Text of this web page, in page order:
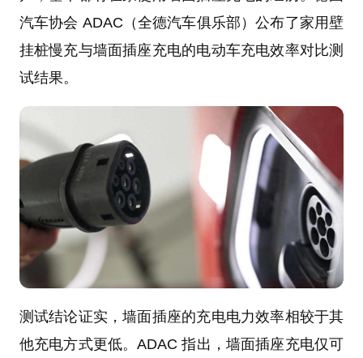
汽车协会 ADAC（全德汽车俱乐部）公布了家用壁
挂桩慢充与墙面插座充电的电动车充电效率对比测
试结果。
测试结论证实，墙面插座的充电电力效率相较于其
他充电方式更低。ADAC 指出，墙面插座充电仅可